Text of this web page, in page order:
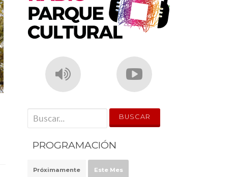
' . __('Search for:') . '
PROGRAMACIÓN
Próximamente Este Mes